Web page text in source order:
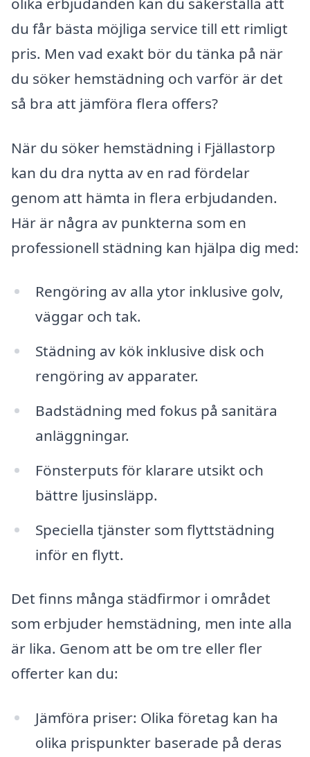
du får bästa möjliga service till ett rimligt
pris. Men vad exakt bör du tänka på när
du söker hemstädning och varför är det
så bra att jämföra flera offers?
När du söker hemstädning i Fjällastorp
kan du dra nytta av en rad fördelar
genom att hämta in flera erbjudanden.
Här är några av punkterna som en
professionell städning kan hjälpa dig med:
Rengöring av alla ytor inklusive golv,
väggar och tak.
Städning av kök inklusive disk och
rengöring av apparater.
Badstädning med fokus på sanitära
anläggningar.
Fönsterputs för klarare utsikt och
bättre ljusinsläpp.
Speciella tjänster som flyttstädning
inför en flytt.
Det finns många städfirmor i området
som erbjuder hemstädning, men inte alla
är lika. Genom att be om tre eller fler
offerter kan du:
Jämföra priser: Olika företag kan ha
olika prispunkter baserade på deras